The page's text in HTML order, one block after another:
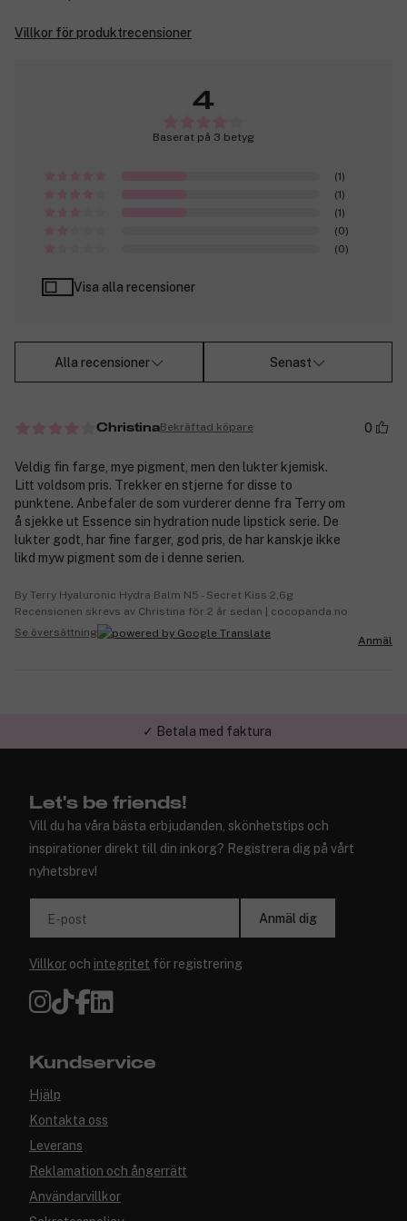
Villkor för produktrecensioner
4
Baserat på 3 betyg
(1)
(1)
(1)
(0)
(0)
Visa alla recensioner
Alla recensioner Senast
ChristinaBekräftad köpare 0
Veldig fin farge, mye pigment, men den lukter kjemisk.
Litt voldsom pris. Trekker en stjerne for disse to
punktene. Anbefaler de som vurderer denne fra Terry om
å sjekke ut Essence sin hydration nude lipstick serie. De
lukter godt, har fine farger, god pris, de har kanskje ikke
likd myw pigment som de i denne serien.
By Terry Hyaluronic Hydra Balm N5 - Secret Kiss 2,6g
Recensionen skrevs av Christina för 2 år sedan | cocopanda.no
Se översättning
Anmäl
✓ Trygg E-handel
Let's be friends!
Vill du ha våra bästa erbjudanden, skönhetstips och
inspirationer direkt till din inkorg? Registrera dig på vårt
nyhetsbrev!
E-post Anmäl dig
Villkor och integritet för registrering
Kundservice
Hjälp
Kontakta oss
Leverans
Reklamation och ångerrätt
Användarvillkor